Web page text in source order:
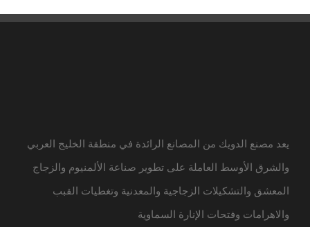
يعد مصنع الدويك من المصانع الرائدة في منطقة الخليج العربي
والشرق الأوسط العاملة على تطوير صناعة الألمنيوم والزجاج
المعشق والتشكيلات الزجاجية والمعدنية وتغطيات القبب
والاهرامات وفتحات الإنارة السماوية